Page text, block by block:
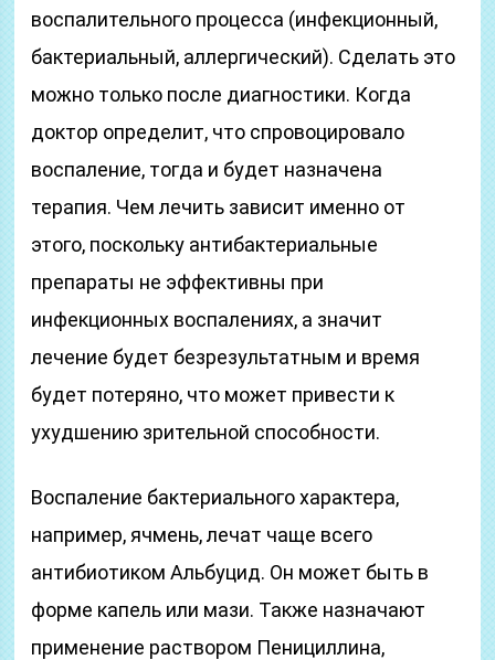
воспалительного процесса (инфекционный,
бактериальный, аллергический). Сделать это
можно только после диагностики. Когда
доктор определит, что спровоцировало
воспаление, тогда и будет назначена
терапия. Чем лечить зависит именно от
этого, поскольку антибактериальные
препараты не эффективны при
инфекционных воспалениях, а значит
лечение будет безрезультатным и время
будет потеряно, что может привести к
ухудшению зрительной способности.
Воспаление бактериального характера,
например, ячмень, лечат чаще всего
антибиотиком Альбуцид. Он может быть в
форме капель или мази. Также назначают
применение раствором Пенициллина,